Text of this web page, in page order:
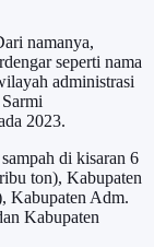
namanya,
seperti nama
administrasi
2023.
di kisaran 6
ton), Kabupaten
Kabupaten Adm.
Kabupaten